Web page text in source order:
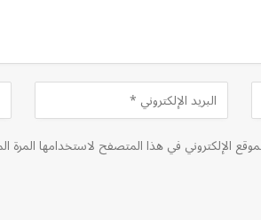
الإلكتروني في هذا المتصفح لاستخدامها المرة